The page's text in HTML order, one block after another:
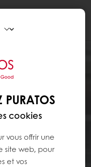
PURATOS
cookies
vous offrir une
site web, pour
et vos